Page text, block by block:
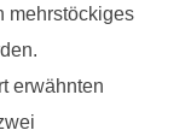
mehrstöckiges
erwähnten